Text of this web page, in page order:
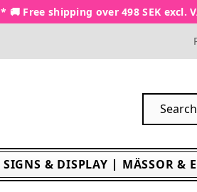
🚚 Free shipping over 498 SEK excl.
SIGNS & DISPLAY MÄSSOR &